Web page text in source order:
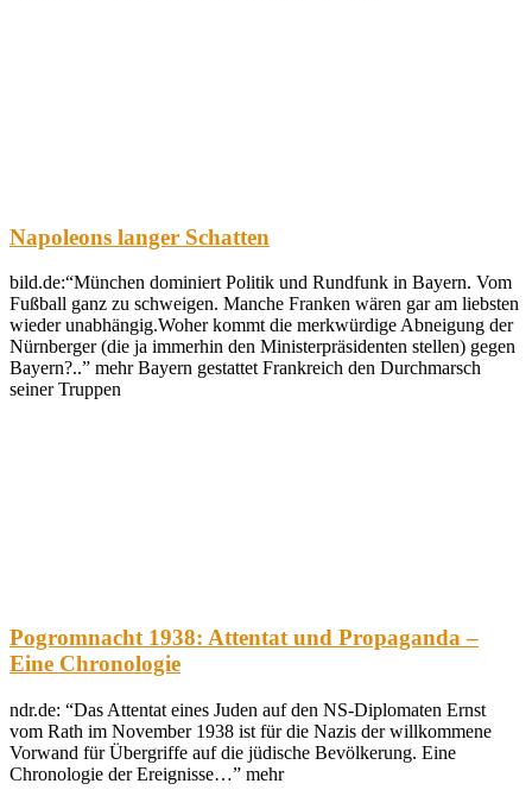
Napoleons langer Schatten
bild.de:“München dominiert Politik und Rundfunk in Bayern. Vom
Fußball ganz zu schweigen. Manche Franken wären gar am liebsten
wieder unabhängig.Woher kommt die merkwürdige Abneigung der
Nürnberger (die ja immerhin den Ministerpräsidenten stellen) gegen
Bayern?..” mehr Bayern gestattet Frankreich den Durchmarsch
seiner Truppen
Pogromnacht 1938: Attentat und Propaganda –
Eine Chronologie
ndr.de: “Das Attentat eines Juden auf den NS-Diplomaten Ernst
vom Rath im November 1938 ist für die Nazis der willkommene
Vorwand für Übergriffe auf die jüdische Bevölkerung. Eine
Chronologie der Ereignisse…” mehr